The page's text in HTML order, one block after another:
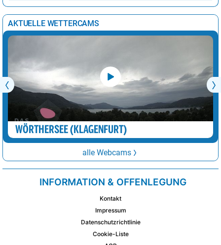
AKTUELLE WETTERCAMS
WÖRTHERSEE (KLAGENFURT)
alle Webcams
INFORMATION & OFFENLEGUNG
Kontakt
Impressum
Datenschutzrichtlinie
Cookie-Liste